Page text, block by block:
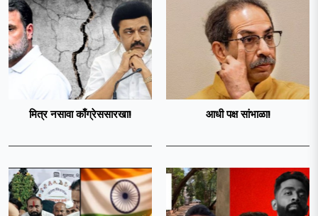
मित्र नसावा काँग्रेससारखा! आधी पक्ष सांभाळा!